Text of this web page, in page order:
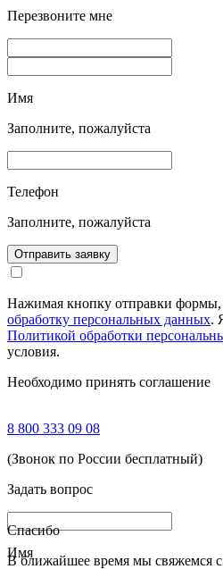
Перезвоните мне
Имя
Заполните, пожалуйста
Телефон
Заполните, пожалуйста
Отправить заявку
Нажимая кнопку отправки
обработку персональных данных.
Политикой обработки
условия.
Необходимо принять соглашение
8 800 333 09 08
(Звонок по России бесплатный)
Задать вопрос
Имя
Спасибо
В ближайшее время мы свяжемся